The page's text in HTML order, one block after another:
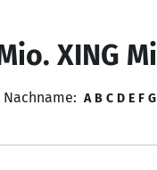
XING
Nachname: A B C D E F G